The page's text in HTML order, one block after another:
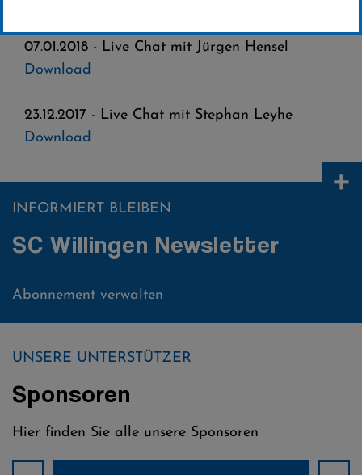
07.01.2018 - Live Chat mit Jürgen Hensel
Download
23.12.2017 - Live Chat mit Stephan Leyhe
Download
INFORMIERT BLEIBEN
SC Willingen Newsletter
Abonnement verwalten
UNSERE UNTERSTÜTZER
Sponsoren
Hier finden Sie alle unsere Sponsoren
+